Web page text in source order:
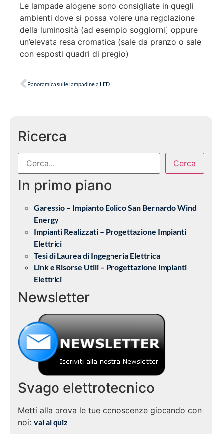
Le lampade alogene sono consigliate in quegli
ambienti dove si possa volere una regolazione
della luminosità (ad esempio soggiorni) oppure
un’elevata resa cromatica (sale da pranzo o sale
con esposti quadri di pregio)
Panoramica sulle lampadine a LED
Ricerca
Cerca
In primo piano
Garessio – Impianto Eolico San Bernardo Wind
Energy
Impianti Realizzati – Progettazione Impianti
Elettrici
Tesi di Laurea di Ingegneria Elettrica
Link e Risorse Utili – Progettazione Impianti
Elettrici
Newsletter
Svago elettrotecnico
Metti alla prova le tue conoscenze giocando con
noi: vai al quiz